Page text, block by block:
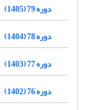
دوره 79 (1405)
دوره 78 (1404)
دوره 77 (1403)
دوره 76 (1402)